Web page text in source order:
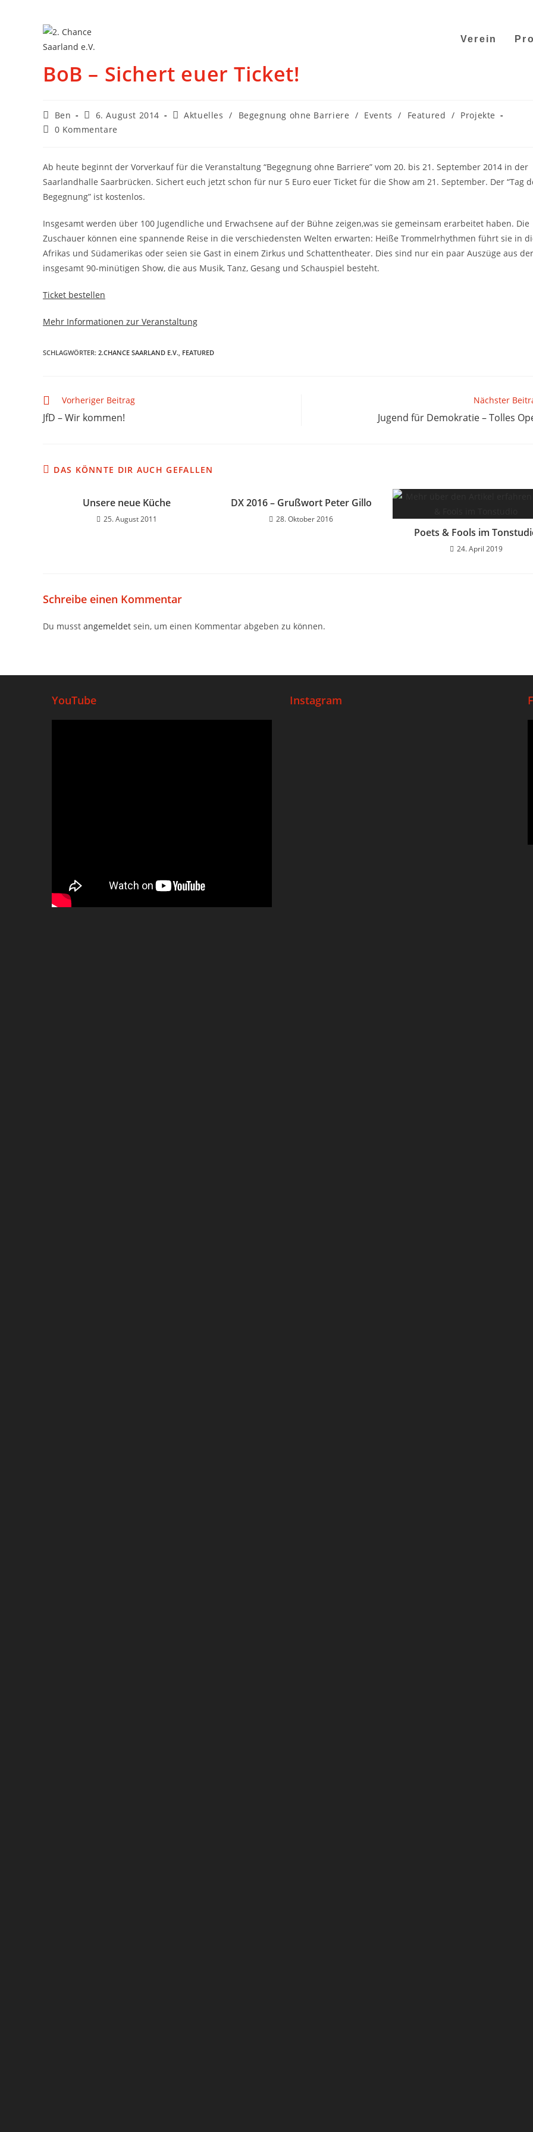
Verein
BoB – Sichert euer Ticket!
Ben 6. August 2014 Aktuelles / Begegnung ohne Barriere / Events / Featured / Projekte
0 Kommentare
Ab heute beginnt der Vorverkauf für die Veranstaltung “Begegnung ohne Barriere” vom 20. bis 21. September 2014 in der
Saarlandhalle Saarbrücken. Sichert euch jetzt schon für nur 5 Euro euer Ticket für die Show am 21. September. Der “Tag
Begegnung” ist kostenlos.
Insgesamt werden über 100 Jugendliche und Erwachsene auf der Bühne zeigen,was sie gemeinsam erarbeitet haben. Die
Zuschauer können eine spannende Reise in die verschiedensten Welten erwarten: Heiße Trommelrhythmen führt sie in
Afrikas und Südamerikas oder seien sie Gast in einem Zirkus und Schattentheater. Dies sind nur ein paar Auszüge aus der
insgesamt 90-minütigen Show, die aus Musik, Tanz, Gesang und Schauspiel besteht.
Ticket bestellen
Mehr Informationen zur Veranstaltung
SCHLAGWÖRTER: 2.CHANCE SAARLAND E.V., FEATURED
Vorheriger Beitrag
JfD – Wir kommen!
Nächster
Jugend für Demokratie – Tolles
DAS KÖNNTE DIR AUCH GEFALLEN
Unsere neue Küche
25. August 2011
DX 2016 – Grußwort Peter Gillo
28. Oktober 2016
Poets & Fools im
24. April 2019
Schreibe einen Kommentar
Du musst angemeldet sein, um einen Kommentar abgeben zu können.
YouTube Instagram